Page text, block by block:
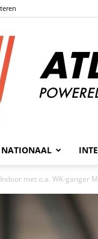
NATIONAAL
met o.a. WK-ganger